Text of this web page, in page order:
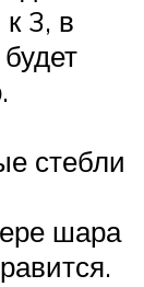
3, в
стебли
шара